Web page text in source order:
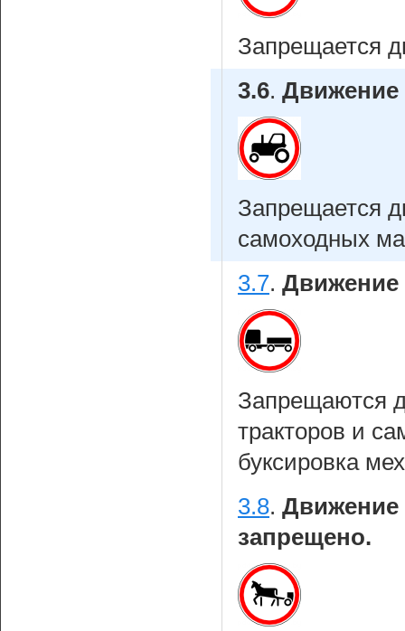
Запрещается
3.6. Движение
Запрещается
самоходных
3.7. Движение
Запрещаются
тракторов и
буксировка
3.8. Движение
запрещено.